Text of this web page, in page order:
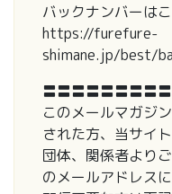
バックナンバーは
https://furefure-
shimane.jp/best/
〓〓〓〓〓〓〓〓
このメールマガジ
された方、当サイ
団体、関係者より
のメールアドレス